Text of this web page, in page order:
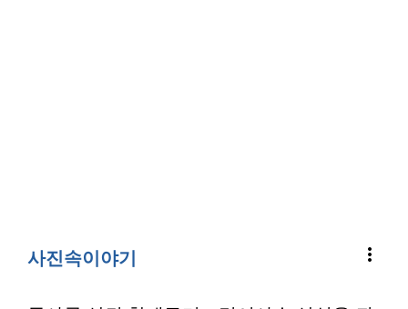
사진속이야기 more_vert